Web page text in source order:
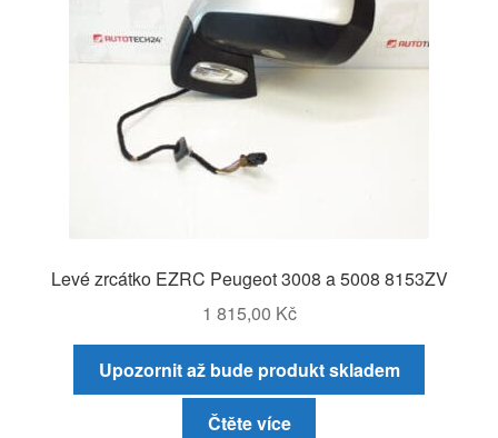
Levé zrcátko EZRC Peugeot 3008 a 5008 8153ZV
1 815,00 Kč
Upozornit až bude produkt skladem
Čtěte více